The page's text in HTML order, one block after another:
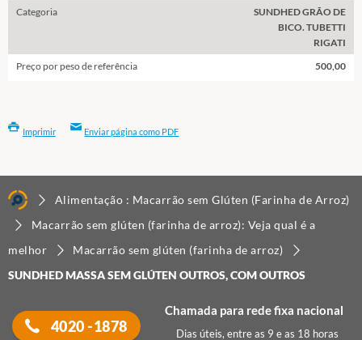
Categoria
SUNDHED GRÃO DE
BICO. TUBETTI
RIGATI
Preço por peso de referência
500,00
Imprimir Enviar página como PDF
Alimentação : Macarrão sem Glúten (Farinha de Arroz)
Macarrão sem glúten (farinha de arroz): Veja qual é a
melhor
Macarrão sem glúten (farinha de arroz)
SUNDHED MASSA SEM GLÚTEN OUTROS, COM OUTROS
4020 -1878
Chamada para rede fixa nacional
Dias úteis, entre as 9 e as 18 horas